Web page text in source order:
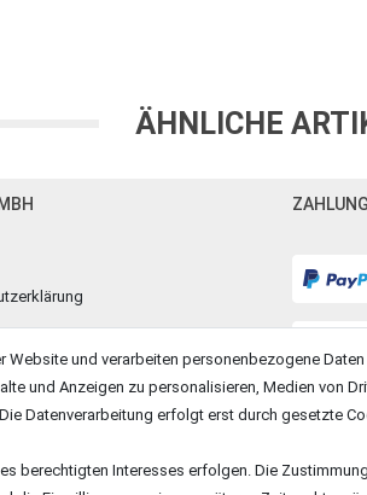
ÄHNLICHE
und verarbeiten personenbezogene Daten
und Anzeigen zu personalisieren, Medien von
Datenverarbeitung erfolgt erst durch gesetzte
berechtigten Interesses erfolgen. Die